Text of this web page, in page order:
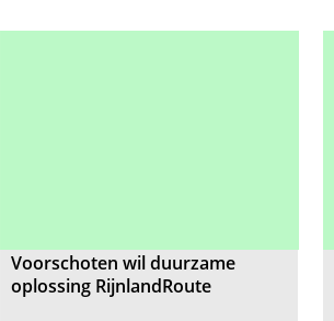
Voorschoten wil duurzame
oplossing RijnlandRoute